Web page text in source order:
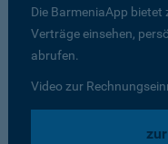
Die BarmeniaApp bietet
Verträge einsehen,
abrufen.
Video zur